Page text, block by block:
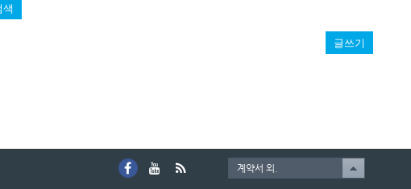
색
글쓰기
계약서 외.